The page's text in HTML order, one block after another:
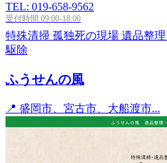
TEL: 019-658-9562
受付時間 09:00-18:00
特殊清掃 孤独死の現場 遺品整理
駆除
ふうせんの風
📍 盛岡市、宮古市、大船渡市...